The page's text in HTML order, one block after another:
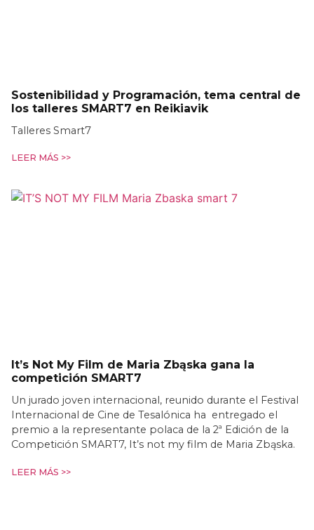
Sostenibilidad y Programación, tema central de
los talleres SMART7 en Reikiavik
Talleres Smart7
LEER MÁS >>
It’s Not My Film de Maria Zbąska gana la
competición SMART7
Un jurado joven internacional, reunido durante el Festival
Internacional de Cine de Tesalónica ha entregado el
premio a la representante polaca de la 2ª Edición de la
Competición SMART7, It’s not my film de Maria Zbąska.
LEER MÁS >>